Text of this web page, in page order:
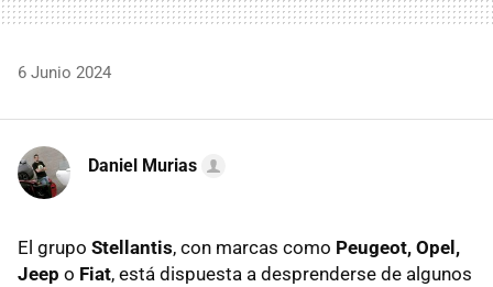
6 Junio 2024
Daniel Murias
El grupo Stellantis, con marcas como Peugeot, Opel,
Jeep o Fiat, está dispuesta a desprenderse de algunos